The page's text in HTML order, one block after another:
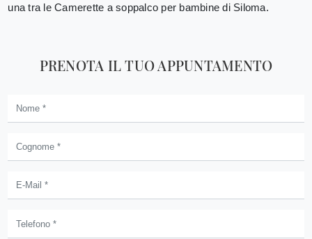
una tra le Camerette a soppalco per bambine di Siloma.
PRENOTA IL TUO APPUNTAMENTO